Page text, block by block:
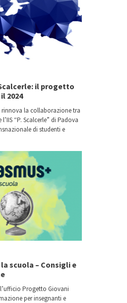
il progetto
2024
rinnova la collaborazione tra
“P. Scalcerle” di Padova
di studenti e
scuola – Consigli e
Progetto Giovani
per insegnanti e